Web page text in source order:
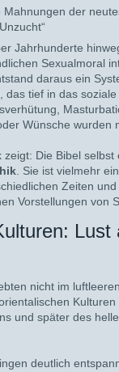
Mahnungen der
Jahrhunderte
Sexualmoral
daraus ein
das tief in das
Wünsche wurden
zeigt: Die Bibel selbst
. Sie ist vielmehr
Zeiten
Vorstellungen von
Lust
nicht im
Kulturen
und später des
deutlich